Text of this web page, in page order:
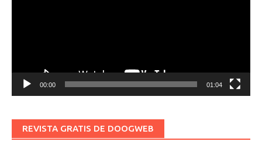
00:00 01:04
REVISTA GRATIS DE DOOGWEB